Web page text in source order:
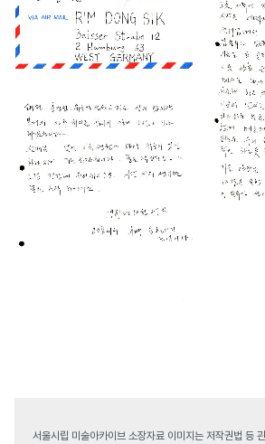
서울시립 미술아카이브 소장자료 이미지는 저작권법 등